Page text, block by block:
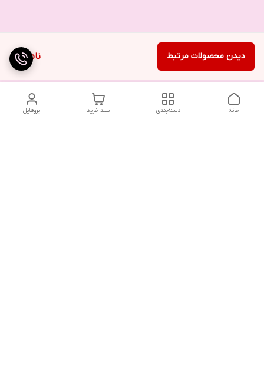
ناموجود دیدن محصولات مرتبط
پروفایل سبد خرید دسته‌بندی خانه